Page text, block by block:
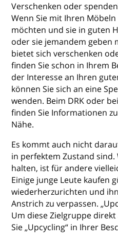
Verschenken oder
Wenn Sie mit Ihren
möchten und sie in guten
oder sie jemandem geben
bietet sich verschenken
finden Sie schon in Ihrem
der Interesse an Ihren
können Sie sich an eine
wenden. Beim DRK oder
finden Sie Informationen
Nähe.
Es kommt auch nicht
in perfektem Zustand sind.
halten, ist für andere
Einige junge Leute kaufen
wiederherzurichten und
Anstrich zu verpassen.
Um diese Zielgruppe
Sie „Upcycling“ in Ihrer